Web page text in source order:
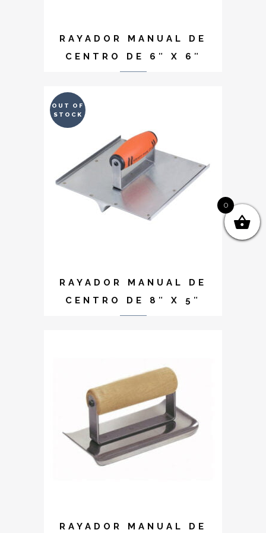
RAYADOR MANUAL DE
CENTRO DE 6″ X 6″
OUT OF
STOCK
RAYADOR MANUAL DE
CENTRO DE 8″ X 5″
RAYADOR MANUAL DE
0